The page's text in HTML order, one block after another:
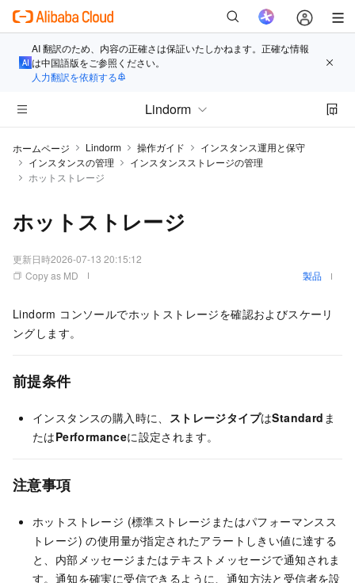
AI 翻訳のため、内容の正確さは保証いたしかねます。正確な情報
は中国語版をご参照ください。
人力翻訳を依頼する
Lindorm
ホームページ Lindorm 操作ガイド
インスタンス運用と保守
インスタンスの管理
インスタンスストレージの管理
ホットストレージ
ホットストレージ
更新日時2026-07-13 20:15:12
Copy as MD
製品
Lindorm コンソールでホットストレージを確認およびスケーリ
ングします。
前提条件
インスタンスの購入時に、 ストレージタイプはStandard ま
たはPerformanceに設定されます。
注意事項
ホットストレージ (標準ストレージまたはパフォーマンスス
トレージ) の使用量が指定されたアラートしきい値に達する
と、内部メッセージまたはテキストメッセージで通知されま
す。通知を確実に受信できるように、通知方法と受信者を設